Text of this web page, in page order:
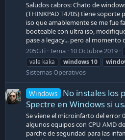
Saludos cabros: Chato de
(THINKPAD T470S) tiene
iso que amablemente se me fue
booteable con ultra iso,
pase a legacy... pero al momento
205GTi Tema 10 Octubre 2019
vale kaka
windows 10
Sistemas Operativos
Windows
No instales los
Spectre en Windows si
Se viene el microinfarto del error
algunos equipos con CPU AMD
parche de seguridad para las